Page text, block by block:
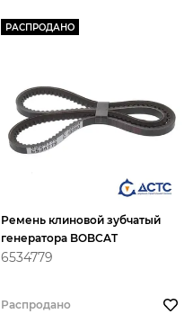
РАСПРОДАНО
Ремень клиновой зубчатый
генератора BOBCAT
6534779
Распродано